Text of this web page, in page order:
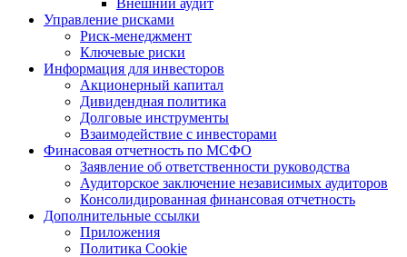
Внешний аудит
Управление рисками
Риск-менеджмент
Ключевые риски
Информация для инвесторов
Акционерный капитал
Дивидендная политика
Долговые инструменты
Взаимодействие с инвеcторами
Финасовая отчетность по МСФО
Заявление об ответственности руководства
Аудиторское заключение независимых аудиторов
Консолидированная финансовая отчетность
Дополнительные ссылки
Приложения
Политика Cookie